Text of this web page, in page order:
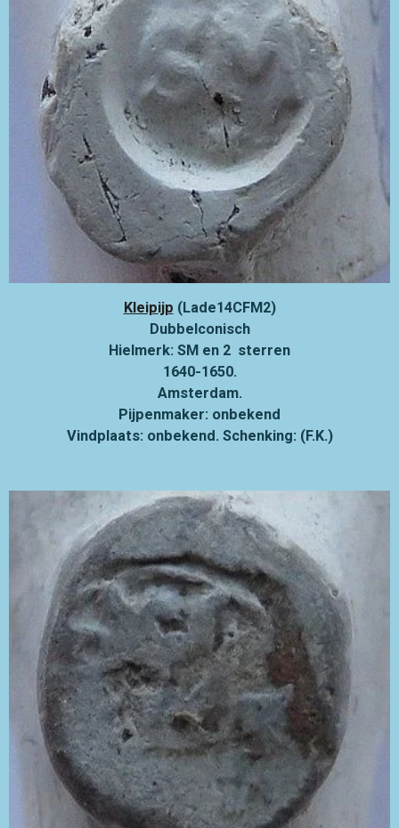
Kleipijp (Lade14CFM2)
Dubbelconisch
Hielmerk: SM en 2 sterren
1640-1650.
Amsterdam.
Pijpenmaker: onbekend
Vindplaats: onbekend. Schenking: (F.K.)